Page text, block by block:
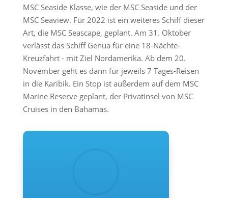
MSC Seaside Klasse, wie der MSC Seaside und der
MSC Seaview. Für 2022 ist ein weiteres Schiff dieser
Art, die MSC Seascape, geplant. Am 31. Oktober
verlässt das Schiff Genua für eine 18-Nächte-
Kreuzfahrt - mit Ziel Nordamerika. Ab dem 20.
November geht es dann für jeweils 7 Tages-Reisen
in die Karibik. Ein Stop ist außerdem auf dem MSC
Marine Reserve geplant, der Privatinsel von MSC
Cruises in den Bahamas.